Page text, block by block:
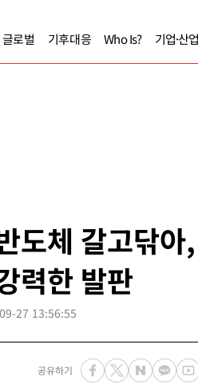
글로벌 기후대응 Who Is? 기업·산업
도체 갈고닦아
력한 발판
27 13:56:55
공유하기